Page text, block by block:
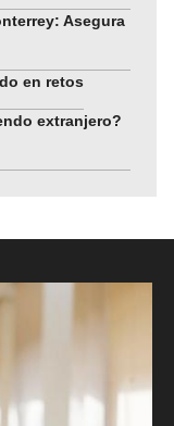
Asegura
en retos
extranjero?